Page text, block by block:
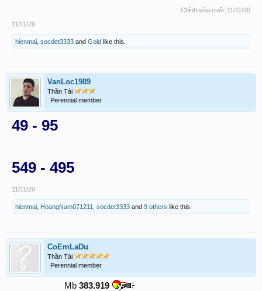
Chỉnh sửa cuối: 11/11/20
11/11/20
hienmai socdet3333 and Gold like this.
VanLoc1989
Thần Tài
Perennial member
49 - 95
549 - 495
11/11/20
hienmai HoangNam071211 socdet3333 and 9 others like this.
CoEmLaDu
Thần Tài
Perennial member
Mb 383.919